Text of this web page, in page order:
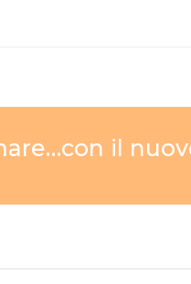
il